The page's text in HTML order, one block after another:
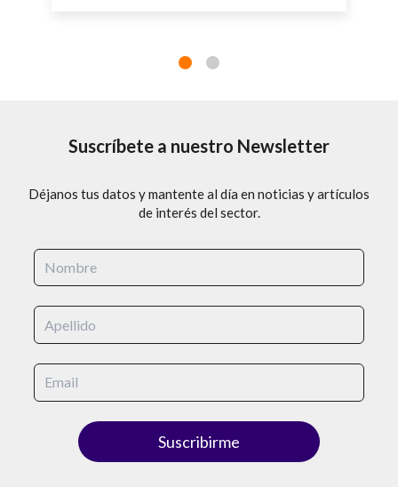
complejo que implica una planificación meticulosa
y el uso de herramientas adecuadas para
Leer más
Suscríbete a nuestro Newsletter
Déjanos tus datos y mantente al día en noticias y artículos
de interés del sector.